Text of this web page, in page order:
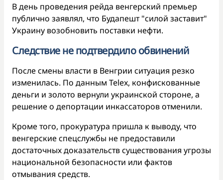
В день проведения рейда венгерский премьер
публично заявлял, что Будапешт "силой заставит"
Украину возобновить поставки нефти.
Следствие не подтвердило обвинений
После смены власти в Венгрии ситуация резко
изменилась. По данным Telex, конфискованные
деньги и золото вернули украинской стороне, а
решение о депортации инкассаторов отменили.
Кроме того, прокуратура пришла к выводу, что
венгерские спецслужбы не предоставили
достаточных доказательств существования угрозы
национальной безопасности или фактов
отмывания средств.